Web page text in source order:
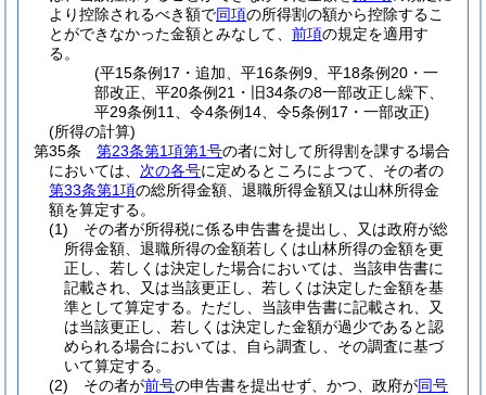
より控除されるべき額で同項の所得割の額から控除するこ
とができなかった金額とみなして、 前項の規定を適用す
る。
(平15条例17・追加、平16条例9、平18条例20・一
部改正、平20条例21・旧34条の8一部改正し繰下、
平29条例11、令4条例14、令5条例17・一部改正)
(所得の計算)
第35条
第23条第1項第1号の者に対して所得割を課する場合
においては、 次の各号に定めるところによつて、その者の
第33条第1項の総所得金額、退職所得金額又は山林所得金
額を算定する。
(1)
その者が所得税に係る申告書を提出し、又は政府が総
所得金額、退職所得の金額若しくは山林所得の金額を更
正し、若しくは決定した場合においては、当該申告書に
記載され、又は当該更正し、若しくは決定した金額を基
準として算定する。 ただし、当該申告書に記載され、又
は当該更正し、若しくは決定した金額が過少であると認
められる場合においては、自ら調査し、その調査に基づ
いて算定する。
(2)
その者が前号の申告書を提出せず、かつ、政府が同号